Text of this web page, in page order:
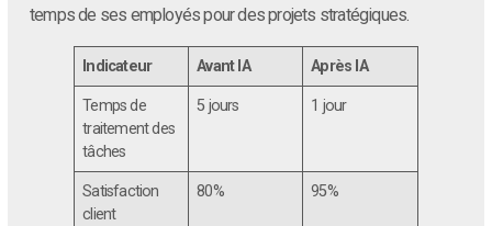
temps de ses employés pour des projets stratégiques.
Indicateur Avant IA Après IA
Temps de
traitement des
tâches
5 jours 1 jour
Satisfaction
client
80% 95%